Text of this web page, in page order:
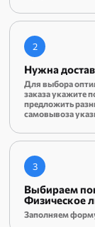
2
Нужна
Для выбора
заказа укажите
предложить
самовывоза
3
Выбираем
Физическое
Заполняем